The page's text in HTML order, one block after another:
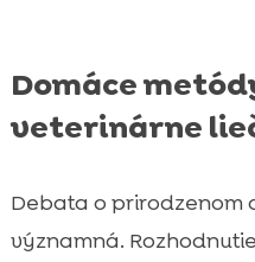
Domáce
veterinárne
Debata o prirodzenom
významná.